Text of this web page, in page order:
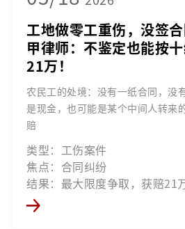
工地做零工重伤，没签
甲律师：不鉴定也能按
21万！
农民工的处境：没有一纸合同，没
是现金，也可能是某个中间人转来
赔
类型：工伤案件
焦点：合同纠纷
结果：最大限度争取，获赔21